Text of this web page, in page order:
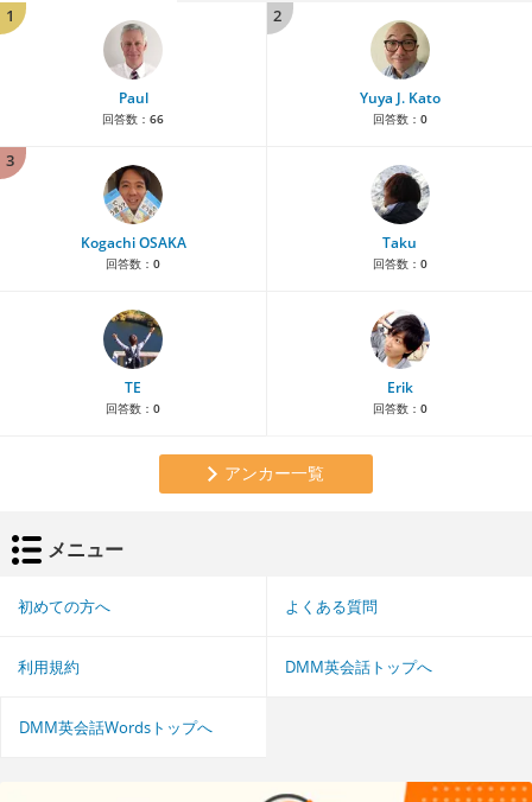
1
Paul
回答数： 66
2
Yuya J. Kato
回答数： 0
3
Kogachi OSAKA
回答数： 0
Taku
回答数： 0
TE
回答数： 0
Erik
回答数： 0
アンカー一覧
メニュー
初めての方へ よくある質問
利用規約 DMM英会話トップへ
DMM英会話Wordsトップへ